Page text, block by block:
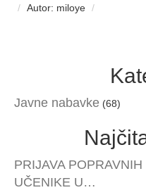
Autor: miloye
Javne nabavke (68)
PRIJAVA
UČENIKE U…